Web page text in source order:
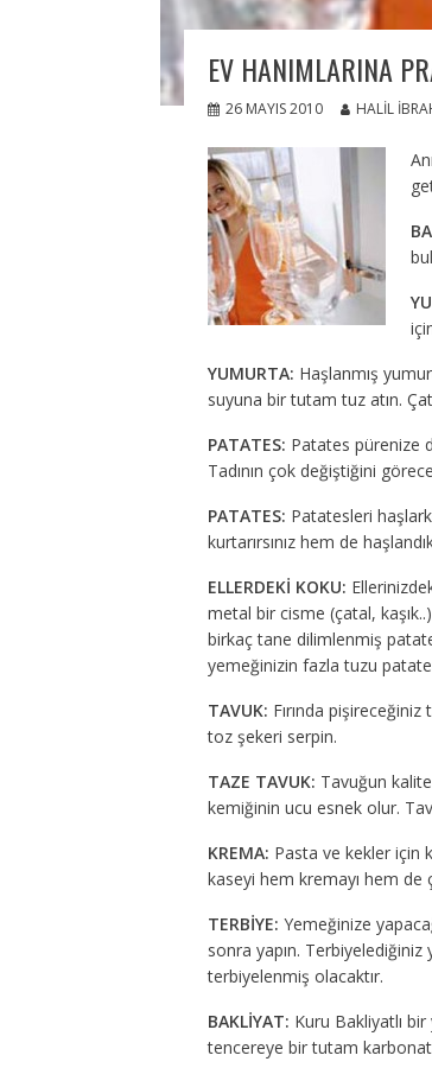
EV HANIMLARINA
26 MAYIS 2010 HALIL
YUMURTA: Haşlanmış
suyuna bir tutam tuz atın.
PATATES: Patates pürenize
Tadının çok değiştiğini
PATATES: Patatesleri
kurtarırsınız hem de
ELLERDEKİ KOKU:
metal bir cisme (çatal,
birkaç tane dilimlenmiş
yemeğinizin fazla tuzu
TAVUK: Fırında
toz şekeri serpin.
TAZE TAVUK: Tavuğun
kemiğinin ucu esnek olur.
KREMA: Pasta ve kekler için
kaseyi hem kremayı hem de
TERBİYE: Yemeğinize
sonra yapın.
terbiyelenmiş olacaktır.
BAKLİYAT: Kuru Bakliyatlı
tencereye bir tutam